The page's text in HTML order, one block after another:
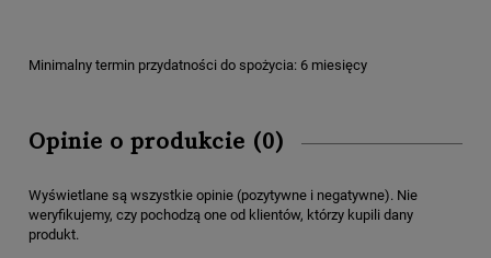
Minimalny termin przydatności do spożycia: 6 miesięcy
Opinie o produkcie (0)
Wyświetlane są wszystkie opinie (pozytywne i negatywne). Nie
weryfikujemy, czy pochodzą one od klientów, którzy kupili dany
produkt.